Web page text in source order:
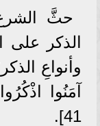
حثَّ
الذكر على
وأنواعِ
آمَنُوا
41].